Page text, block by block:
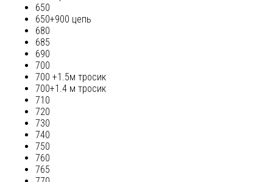
650
650+900 цепь
680
685
690
700
700 +1.5м тросик
700+1.4 м тросик
710
720
730
740
750
760
765